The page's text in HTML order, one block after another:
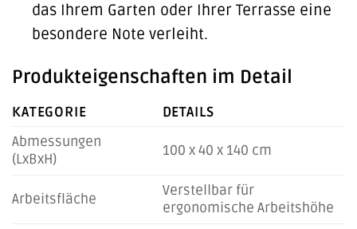
das Ihrem Garten oder Ihrer Terrasse eine
besondere Note verleiht.
Produkteigenschaften im Detail
KATEGORIE
DETAILS
Abmessungen
(LxBxH)
100 x 40 x 140 cm
Arbeitsfläche
Verstellbar für
ergonomische Arbeitshöhe